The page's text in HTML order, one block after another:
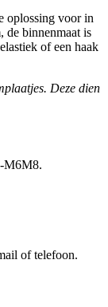
oplossing voor in
de binnenmaat is
of een haak
Deze dien
M6M8.
of telefoon.